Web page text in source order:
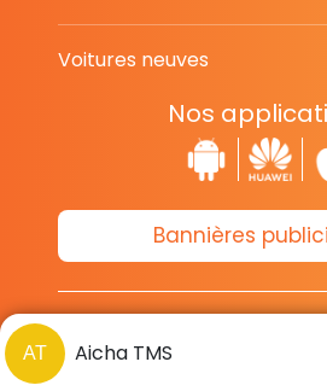
AT Aicha TMS
Voitures neuves
Nos
Bannières
© Copyright 2014-
Limited Tous les droits